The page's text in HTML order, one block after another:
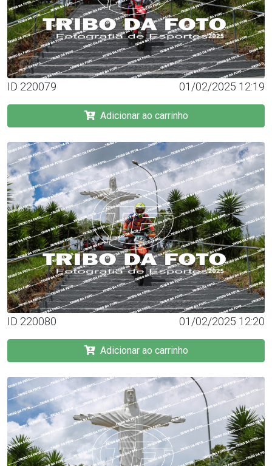
ID 220079 01/02/2025 12:19
Adicionar ao carrinho
ID 220080 01/02/2025 12:20
Adicionar ao carrinho